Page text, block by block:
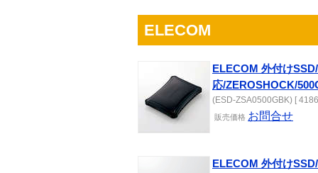
ELECOM
ELECOM 外付け
応/ZEROSHOCK/
(ESD-ZSA0500GBK) [
販売価格 お問合せ
ELECOM 外付け